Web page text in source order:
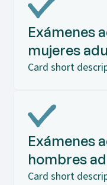
Exámenes
mujeres
Card short
Exámenes
hombres
Card short